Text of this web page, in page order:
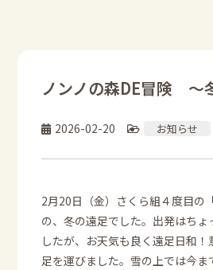
ノンノの森DE冒険 ～
2026-02-20 お知らせ
2月20日（金）さくら組４度目の
の、冬の遠足でした。出発はちょ
したが、お天気も良く遠足日和
足を運びました。雪の上では今